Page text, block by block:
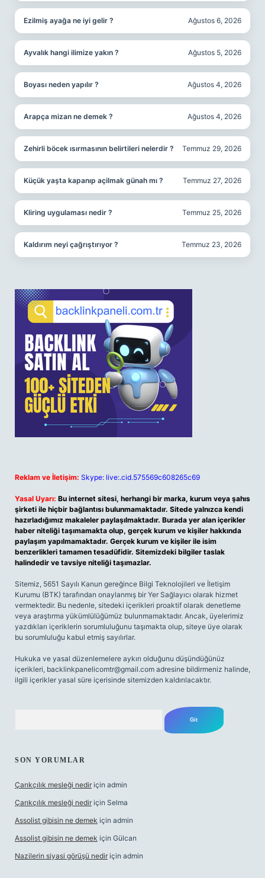
Ezilmiş ayağa ne iyi gelir ? Ağustos 6, 2026
Ayvalık hangi ilimize yakın ? Ağustos 5, 2026
Boyası neden yapılır ? Ağustos 4, 2026
Arapça mizan ne demek ? Ağustos 4, 2026
Zehirli böcek ısırmasının belirtileri nelerdir ? Temmuz 29, 2026
Küçük yaşta kapanıp açilmak günah mı ? Temmuz 27, 2026
Kliring uygulaması nedir ? Temmuz 25, 2026
Kaldırım neyi çağrıştırıyor ? Temmuz 23, 2026
Reklam ve İletişim: Skype: live:.cid.575569c608265c69
Yasal Uyarı: Bu internet sitesi, herhangi bir marka, kurum veya şahıs
şirketi ile hiçbir bağlantısı bulunmamaktadır. Sitede yalnızca kendi
hazırladığımız makaleler paylaşılmaktadır. Burada yer alan içerikler
haber niteliği taşımamakta olup, gerçek kurum ve kişiler hakkında
paylaşım yapılmamaktadır. Gerçek kurum ve kişiler ile isim
benzerlikleri tamamen tesadüfidir. Sitemizdeki bilgiler taslak
halindedir ve tavsiye niteliği taşımazlar.
Sitemiz, 5651 Sayılı Kanun gereğince Bilgi Teknolojileri ve İletişim
Kurumu (BTK) tarafından onaylanmış bir Yer Sağlayıcı olarak hizmet
vermektedir. Bu nedenle, sitedeki içerikleri proaktif olarak denetleme
veya araştırma yükümlülüğümüz bulunmamaktadır. Ancak, üyelerimiz
yazdıkları içeriklerin sorumluluğunu taşımakta olup, siteye üye olarak
bu sorumluluğu kabul etmiş sayılırlar.
Hukuka ve yasal düzenlemelere aykırı olduğunu düşündüğünüz
içerikleri, backlinkpanelicomtr@gmail.com adresine bildirmeniz halinde,
ilgili içerikler yasal süre içerisinde sitemizden kaldırılacaktır.
SON YORUMLAR
Çarıkçılık mesleği nedir için admin
Çarıkçılık mesleği nedir için Selma
Assolist gibisin ne demek için admin
Assolist gibisin ne demek için Gülcan
Nazilerin siyasi görüşü nedir için admin